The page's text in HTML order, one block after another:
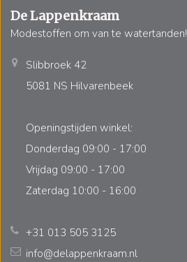
De Lappenkraam
Modestoffen om van te watertanden!
Slibbroek 42
5081 NS Hilvarenbeek
Openingstijden winkel:
Donderdag 09:00 - 17:00
Vrijdag 09:00 - 17:00
Zaterdag 10:00 - 16:00
+31 013 505 3125
info@delappenkraam.nl